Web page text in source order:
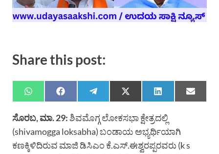
Share this post:
ಸೊರಬ, ಮಾ. 29:ಶಿವಮೊಗ್ಗ ಲೋಕಸಭಾ ಕ್ಷೇತ್ರದಲ್ಲಿ
(shivamogga loksabha) ಬಂಡಾಯ ಅಭ್ಯರ್ಥಿಯಾಗಿ
ಕಣಕ್ಕಿಳಿದಿರುವ ಮಾಜಿ ಡಿಸಿಎಂ ಕೆ.ಎಸ್.ಈಶ್ವರಪ್ಪರವರು (k s